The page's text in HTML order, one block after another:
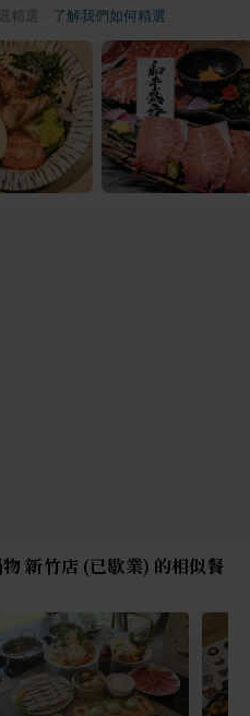
精選 了解我們如何精選
新竹店 (已歇業) 的相似餐